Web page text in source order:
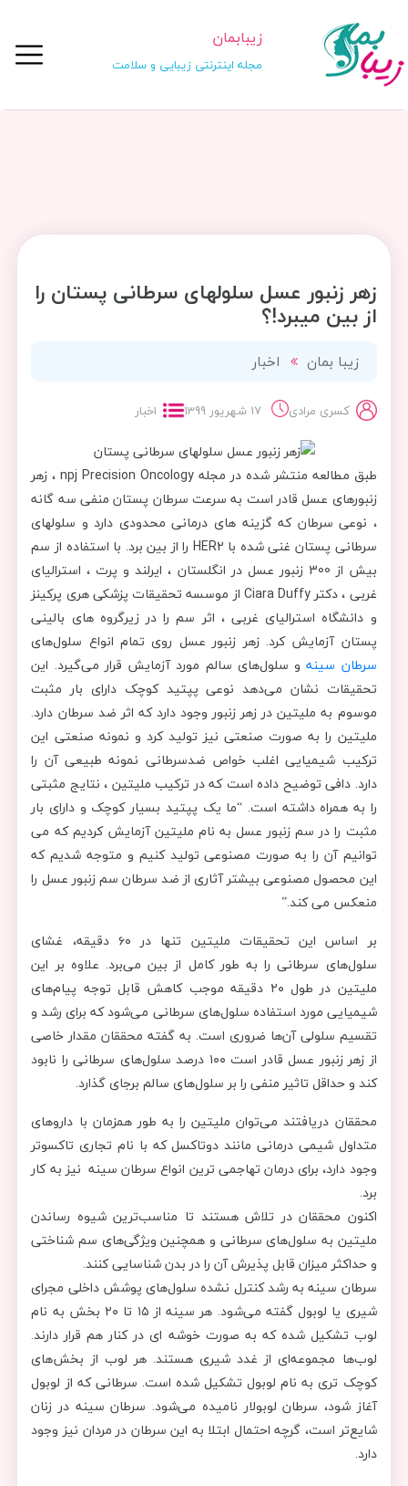
زیبابمان
مجله اینترنتی زیبایی و سلامت
زهر زنبور عسل سلولهای سرطانی پستان را
از بین میبرد!؟
زیبا بمان اخبار
کسری مرادی 17 شهریور 1399 اخبار
طبق مطالعه منتشر شده در مجله npj Precision Oncology ، زهر
زنبورهای عسل قادر است به سرعت سرطان پستان منفی سه گانه
، نوعی سرطان که گزینه های درمانی محدودی دارد و سلولهای
سرطانی پستان غنی شده با HER2 را از بین برد. با استفاده از سم
بیش از 300 زنبور عسل در انگلستان ، ایرلند و پرت ، استرالیای
غربی ، دکتر Ciara Duffy از موسسه تحقیقات پزشکی هری پرکینز
و دانشگاه استرالیای غربی ، اثر سم را در زیرگروه های بالینی
پستان آزمایش کرد. زهر زنبور عسل روی تمام انواع سلول‌های
سرطان سینهو سلول‌های سالم مورد آزمایش قرار می‌گیرد. این
تحقیقات نشان می‌دهد نوعی پپتید کوچک دارای بار مثبت
موسوم به ملیتین در زهر زنبور وجود دارد که اثر ضد سرطان دارد.
ملیتین را به صورت صنعتی نیز تولید کرد و نمونه صنعتی این
ترکیب شیمیایی اغلب خواص ضدسرطانی نمونه طبیعی آن را
دارد. دافی توضیح داده است که در ترکیب ملیتین ، نتایج مثبتی
را به همراه داشته است. “ما یک پپتید بسیار کوچک و دارای بار
مثبت را در سم زنبور عسل به نام ملیتین آزمایش کردیم که می
توانیم آن را به صورت مصنوعی تولید کنیم و متوجه شدیم که
این محصول مصنوعی بیشتر آثاری از ضد سرطان سم زنبور عسل را
منعکس می کند.”
بر اساس این تحقیقات ملیتین تنها در ۶۰ دقیقه، غشای
سلول‌های سرطانی را به طور کامل از بین می‌برد. علاوه بر این
ملیتین در طول ۲۰ دقیقه موجب کاهش قابل توجه پیام‌های
شیمیایی مورد استفاده سلول‌های سرطانی می‌شود که برای رشد و
تقسیم سلولی آن‌ها ضروری است. به گفته محققان مقدار خاصی
از زهر زنبور عسل قادر است ۱۰۰ درصد سلول‌های سرطانی را نابود
کند و حداقل تاثیر منفی را بر سلول‌های سالم برجای گذارد.
محققان دریافتند می‌توان ملیتین را به طور همزمان با داروهای
متداول شیمی ‌درمانی مانند دو‌تاکسل که با نام تجاری تاکسوتر
وجود دارد، برای درمان تهاجمی‌ ترین انواع سرطان سینه نیز به کار
برد.
اکنون محققان در تلاش هستند تا مناسب‌ترین شیوه رساندن
ملیتین به سلول‌های سرطانی و همچنین ویژگی‌های سم ‌شناختی
و حداکثر میزان قابل پذیرش آن را در بدن شناسایی کنند.
سرطان سینه به رشد کنترل نشده سلول‌های پوشش داخلی مجرای
شیری یا لوبول گفته می‌شود. هر سینه از ۱۵ تا ۲۰ بخش به نام
لوب تشکیل شده که به صورت خوشه ‌ای در کنار هم قرار دارند.
لوب‌ها مجموعه‌ای از غدد شیری هستند. هر لوب از بخش‌های
کوچک تری به نام لوبول تشکیل شده است. سرطانی که از لوبول
آغاز شود، سرطان لوبولار نامیده می‌شود. سرطان سینه در زنان
شایع‌تر است، گرچه احتمال ابتلا به این سرطان در مردان نیز وجود
دارد.